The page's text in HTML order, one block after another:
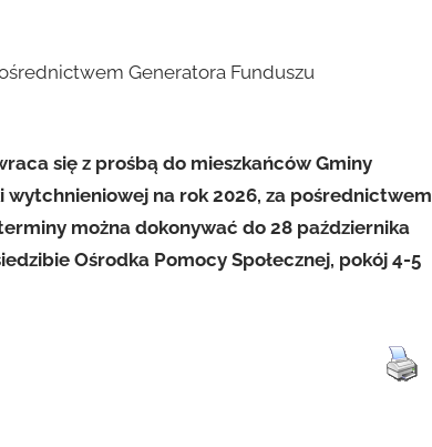
Generatora Funduszu
się z prośbą do mieszkańców Gminy
wytchnieniowej na rok 2026, za pośrednictwem
można dokonywać do 28 października
Ośrodka Pomocy Społecznej, pokój 4-5